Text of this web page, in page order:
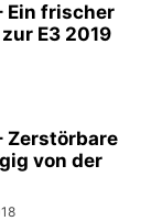
Ein frischer
E3 2019
Zerstörbare
von der